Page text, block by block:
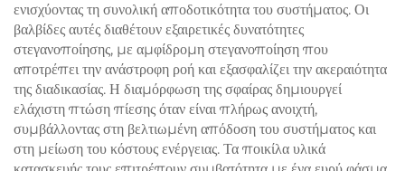
ενισχύοντας τη συνολική αποδοτικότητα του συστήματος. Οι
βαλβίδες αυτές διαθέτουν εξαιρετικές δυνατότητες
στεγανοποίησης, με αμφίδρομη στεγανοποίηση που
αποτρέπει την ανάστροφη ροή και εξασφαλίζει την ακεραιότητα
της διαδικασίας. Η διαμόρφωση της σφαίρας δημιουργεί
ελάχιστη πτώση πίεσης όταν είναι πλήρως ανοιχτή,
συμβάλλοντας στη βελτιωμένη απόδοση του συστήματος και
στη μείωση του κόστους ενέργειας. Τα ποικίλα υλικά